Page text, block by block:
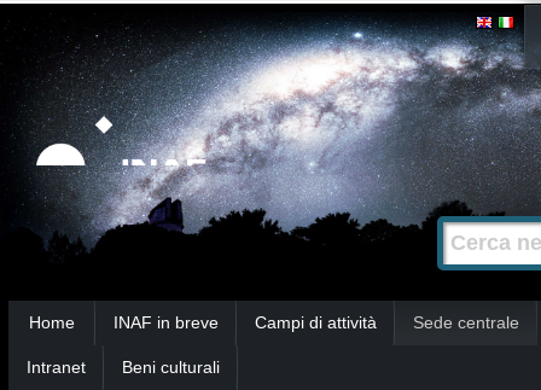
Strumenti
personali
Salta
contenuti.
|
Salta
alla
navigazione
Cerca nel
Ricerca
avanzata…
Home INAF in breve Campi di attività Sede centrale
Intranet Beni culturali